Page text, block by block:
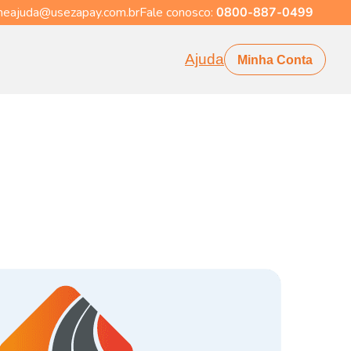
Fale conosco: 0800-887-0499
Ajuda Minha Conta